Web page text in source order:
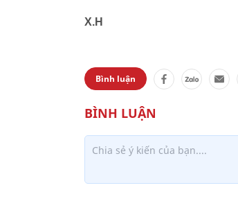
X.H
Bình luận